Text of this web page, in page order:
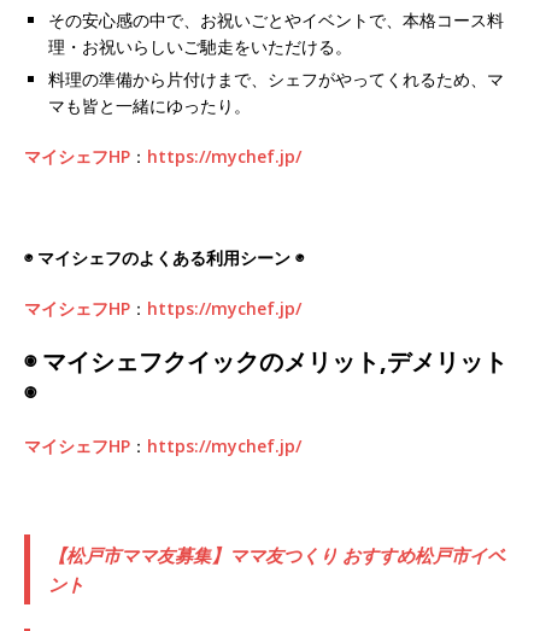
その安心感の中で、お祝いごとやイベントで、本格コース料
理・お祝いらしいご馳走をいただける。
料理の準備から片付けまで、シェフがやってくれるため、マ
マも皆と一緒にゆったり。
マイシェフHP ： https://mychef.jp/
◉ マイシェフのよくある利用シーン ◉
マイシェフHP ： https://mychef.jp/
◉ マイシェフクイックのメリット,デメリット
◉
マイシェフHP ： https://mychef.jp/
【松戸市ママ友募集】ママ友つくり おすすめ松戸市イベ
ント